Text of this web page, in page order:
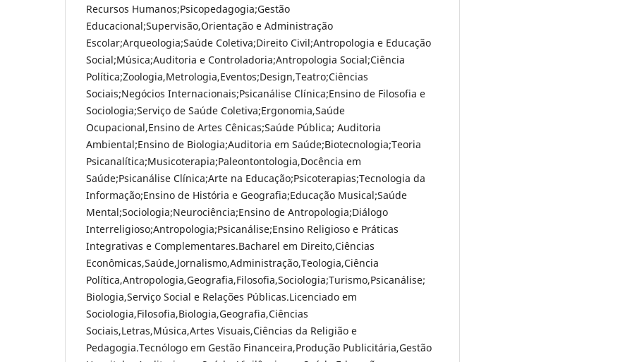
Recursos Humanos;Psicopedagogia;Gestão
Educacional;Supervisão,Orientação e Administração
Escolar;Arqueologia;Saúde Coletiva;Direito Civil;Antropologia e Educação
Social;Música;Auditoria e Controladoria;Antropologia Social;Ciência
Política;Zoologia,Metrologia,Eventos;Design,Teatro;Ciências
Sociais;Negócios Internacionais;Psicanálise Clínica;Ensino de Filosofia e
Sociologia;Serviço de Saúde Coletiva;Ergonomia,Saúde
Ocupacional,Ensino de Artes Cênicas;Saúde Pública; Auditoria
Ambiental;Ensino de Biologia;Auditoria em Saúde;Biotecnologia;Teoria
Psicanalítica;Musicoterapia;Paleontontologia,Docência em
Saúde;Psicanálise Clínica;Arte na Educação;Psicoterapias;Tecnologia da
Informação;Ensino de História e Geografia;Educação Musical;Saúde
Mental;Sociologia;Neurociência;Ensino de Antropologia;Diálogo
Interreligioso;Antropologia;Psicanálise;Ensino Religioso e Práticas
Integrativas e Complementares.Bacharel em Direito,Ciências
Econômicas,Saúde,Jornalismo,Administração,Teologia,Ciência
Política,Antropologia,Geografia,Filosofia,Sociologia;Turismo,Psicanálise;
Biologia,Serviço Social e Relações Públicas.Licenciado em
Sociologia,Filosofia,Biologia,Geografia,Ciências
Sociais,Letras,Música,Artes Visuais,Ciências da Religião e
Pedagogia.Tecnólogo em Gestão Financeira,Produção Publicitária,Gestão